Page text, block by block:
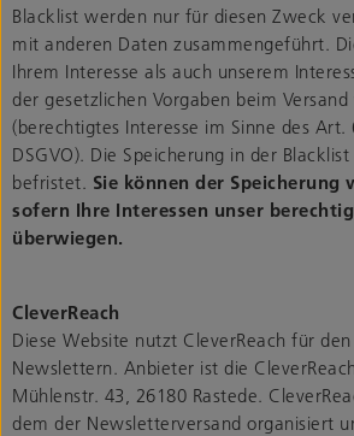
Blacklist werden nur für diesen Zweck
mit anderen Daten zusammengeführt.
Ihrem Interesse als auch unserem
der gesetzlichen Vorgaben beim
(berechtigtes Interesse im Sinne des
DSGVO). Die Speicherung in der
befristet. Sie können der Speicherung
sofern Ihre Interessen unser
überwiegen.
CleverReach
Diese Website nutzt CleverReach für den
Newslettern. Anbieter ist die
Mühlenstr. 43, 26180 Rastede.
dem der Newsletterversand organisiert